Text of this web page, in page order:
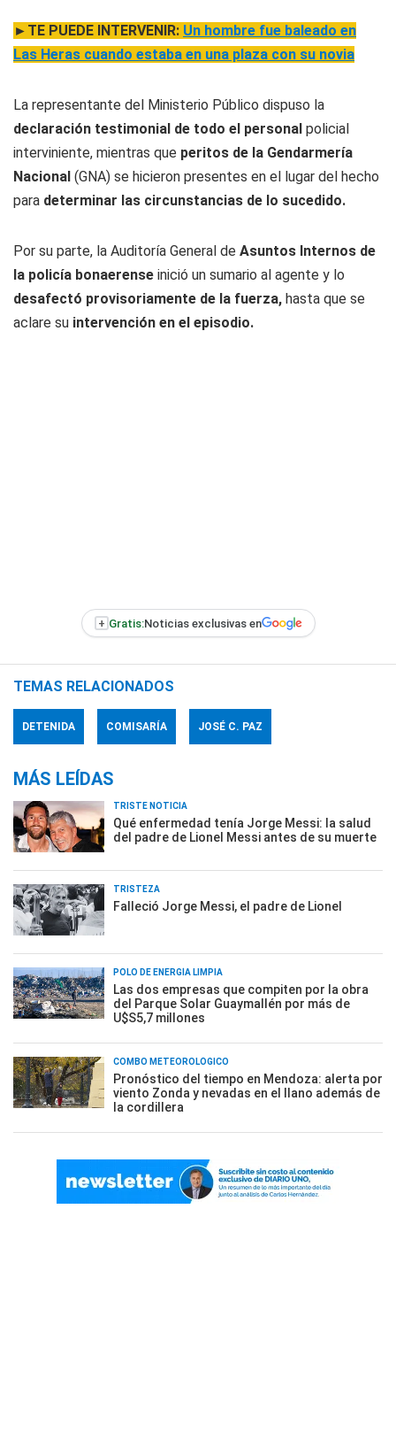
►TE PUEDE INTERVENIR: Un hombre fue baleado en
Las Heras cuando estaba en una plaza con su novia
La representante del Ministerio Público dispuso la
declaración testimonial de todo el personal policial
interviniente, mientras que peritos de la Gendarmería
Nacional (GNA) se hicieron presentes en el lugar del hecho
para determinar las circunstancias de lo sucedido.
Por su parte, la Auditoría General de Asuntos Internos de
la policía bonaerense inició un sumario al agente y lo
desafectó provisoriamente de la fuerza, hasta que se
aclare su intervención en el episodio.
+ Gratis:Noticias exclusivas en
TEMAS RELACIONADOS
DETENIDA COMISARÍA JOSÉ C. PAZ
MÁS LEÍDAS
TRISTE NOTICIA
Qué enfermedad tenía Jorge Messi: la salud
del padre de Lionel Messi antes de su muerte
TRISTEZA
Falleció Jorge Messi, el padre de Lionel
POLO DE ENERGÍA LIMPIA
Las dos empresas que compiten por la obra
del Parque Solar Guaymallén por más de
U$S5,7 millones
COMBO METEOROLÓGICO
Pronóstico del tiempo en Mendoza: alerta por
viento Zonda y nevadas en el llano además de
la cordillera